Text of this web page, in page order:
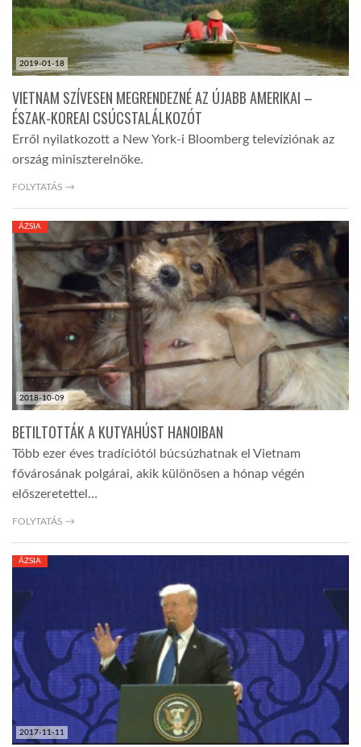
GLOBOBOOK
2019-01-18
VIETNAM SZÍVESEN MEGRENDEZNÉ AZ ÚJABB AMERIKAI –
ÉSZAK-KOREAI CSÚCSTALÁLKOZÓT
Erről nyilatkozott a New York-i Bloomberg televíziónak az
ország miniszterelnöke.
FOLYTATÁS →
2018-10-09
ÁZSIA
BETILTOTTÁK A KUTYAHÚST HANOIBAN
Több ezer éves tradíciótól búcsúzhatnak el Vietnam
fővárosának polgárai, akik különösen a hónap végén
előszeretettel…
FOLYTATÁS →
2017-11-11
ÁZSIA